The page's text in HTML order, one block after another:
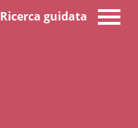
Ricerca guidata